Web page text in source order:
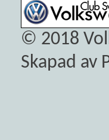
© 2018
Skapad av